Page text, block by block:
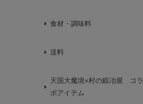
食材・調味料
送料
天国大魔境×村の鍛冶屋 コラ
ボアイテム